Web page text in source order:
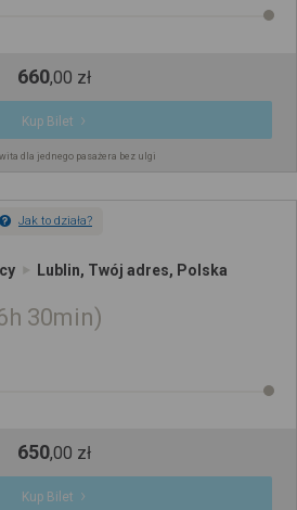
660,00 zł
Kup Bilet
dla jednego pasażera bez ulgi
Jak to działa?
Lublin, Twój adres, Polska
30min
650,00 zł
Kup Bilet